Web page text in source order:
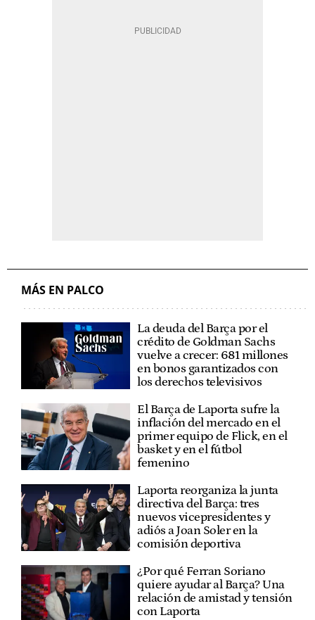
MÁS EN PALCO
La deuda del Barça por el
crédito de Goldman Sachs
vuelve a crecer: 681 millones
en bonos garantizados con
los derechos televisivos
El Barça de Laporta sufre la
inflación del mercado en el
primer equipo de Flick, en el
basket y en el fútbol
femenino
Laporta reorganiza la junta
directiva del Barça: tres
nuevos vicepresidentes y
adiós a Joan Soler en la
comisión deportiva
¿Por qué Ferran Soriano
quiere ayudar al Barça? Una
relación de amistad y tensión
con Laporta